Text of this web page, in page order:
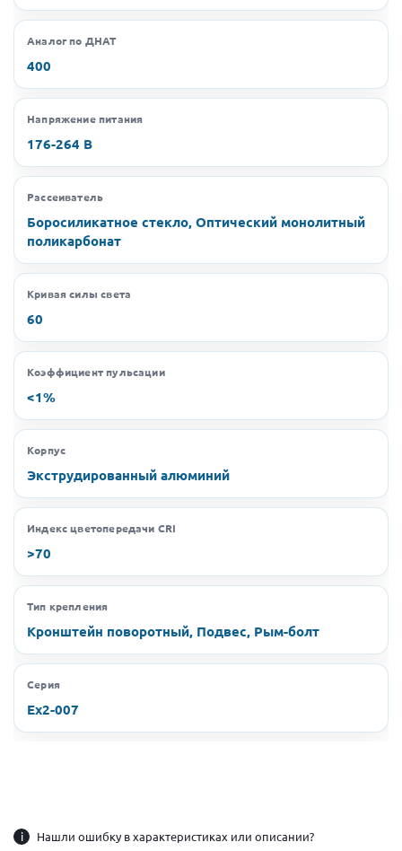
Аналог по ДНАТ
400
Напряжение питания
176-264 В
Рассеиватель
Боросиликатное стекло, Оптический монолитный
поликарбонат
Кривая силы света
60
Коэффициент пульсации
<1%
Корпус
Экструдированный алюминий
Индекс цветопередачи CRI
>70
Тип крепления
Кронштейн поворотный, Подвес, Рым-болт
Серия
Ex2-007
i Нашли ошибку в характеристиках или описании?